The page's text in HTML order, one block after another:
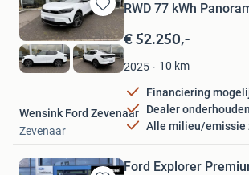
Bewaren
in
Mijn
Favorieten
RWD 77 kWh
€ 52.250,-
2025 10 km
Financiering
Dealer onderhouden
Alle milieu/emissie
Wensink Ford Zevenaar
Zevenaar
Ford Explorer